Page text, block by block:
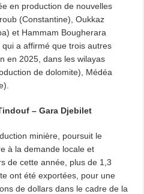
en production de nouvelles
(Constantine), Oukkaz
et Hammam Bougherara
a affirmé que trois autres
en 2025, dans les wilayas
de dolomite), Médéa
– Gara Djebilet
minière, poursuit le
à la demande locale et
de cette année, plus de 1,3
ont été exportées, pour une
de dollars dans le cadre de la